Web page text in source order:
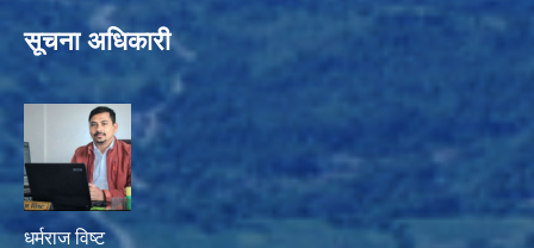
सूचना अधिकारी
धर्मराज विष्ट